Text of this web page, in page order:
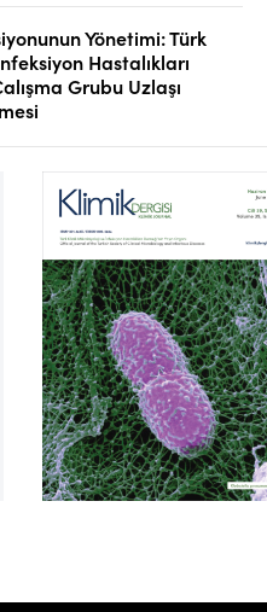
Yönetimi: Türk
Hastalıkları
Grubu Uzlaşı
Cilt 39, Sayı 2